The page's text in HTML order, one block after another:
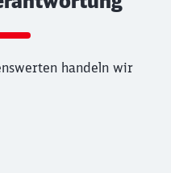
handeln wir